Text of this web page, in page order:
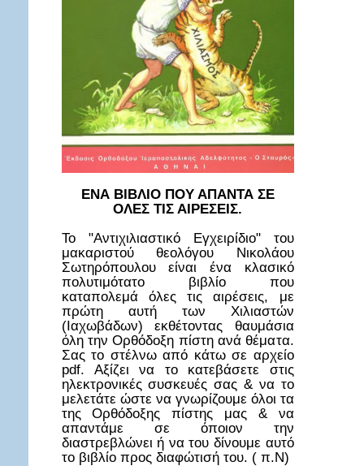
ΕΝΑ ΒΙΒΛΙΟ ΠΟΥ ΑΠΑΝΤΑ ΣΕ
ΟΛΕΣ ΤΙΣ ΑΙΡΕΣΕΙΣ.
Το "Αντιχιλιαστικό Εγχειρίδιο" του
μακαριστού θεολόγου Νικολάου
Σωτηρόπουλου είναι ένα κλασικό
πολυτιμότατο βιβλίο που
καταπολεμά όλες τις αιρέσεις, με
πρώτη αυτή των Χιλιαστών
(Ιαχωβάδων) εκθέτοντας θαυμάσια
όλη την Ορθόδοξη πίστη ανά θέματα.
Σας το στέλνω από κάτω σε αρχείο
pdf. Αξίζει να το κατεβάσετε στις
ηλεκτρονικές συσκευές σας & να το
μελετάτε ώστε να γνωρίζουμε όλοι τα
της Ορθόδοξης πίστης μας & να
απαντάμε σε όποιον την
διαστρεβλώνει ή να του δίνουμε αυτό
το βιβλίο προς διαφώτισή του. ( π.Ν)